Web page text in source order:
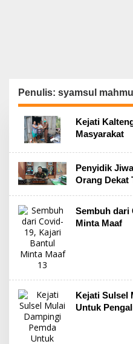
Penulis: syamsul
Kejati
Masyarakat
Penyidik
Orang Dekat
Sembuh dari
Minta Maaf
Kejati Sulsel
Untuk